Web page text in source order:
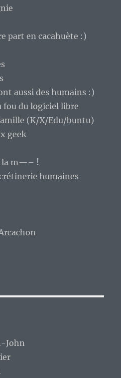
part en cacahuète :)
aussi des humains :)
fou du logiciel libre
(K/X/Edu/buntu)
geek
la m—– !
humaines
John